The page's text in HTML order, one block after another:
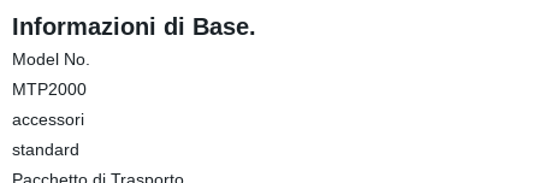
Informazioni di Base.
Model No.
MTP2000
accessori
standard